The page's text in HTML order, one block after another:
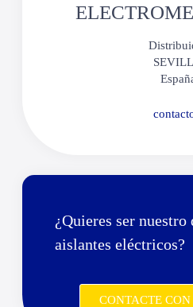
¿Quieres ser
aislantes eléctricos?
CONTACTE CON